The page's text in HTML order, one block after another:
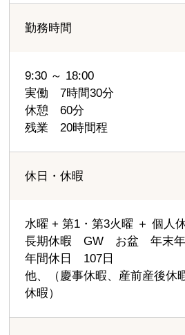
勤務時間
9:30 ～ 18:00
実働 7時間30分
休憩 60分
残業 20時間程
休日・休暇
水曜 + 第1・第3火曜 ＋ 個人
長期休暇 GW お盆 年末
年間休日 107日
他、（慶事休暇、産前産後休
休暇）